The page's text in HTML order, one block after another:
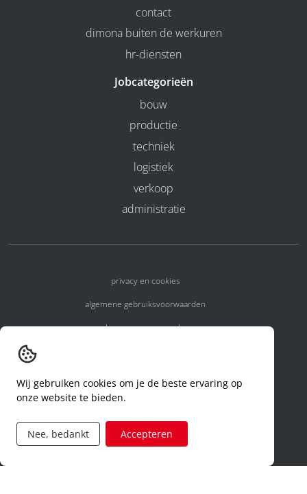
contact
dimona buiten de werkuren
hr-diensten
Jobcategorieën
bouw
productie
techniek
logistiek
verkoop
administratie
privacy en cookies
algemene gebruiksvoorwaarden
algemene voorwaarden
code of conduct
aanvraag rechten ivm privacy
Wij gebruiken cookies om je de beste ervaring op
onze website te bieden.
Nee, bedankt Accepteren